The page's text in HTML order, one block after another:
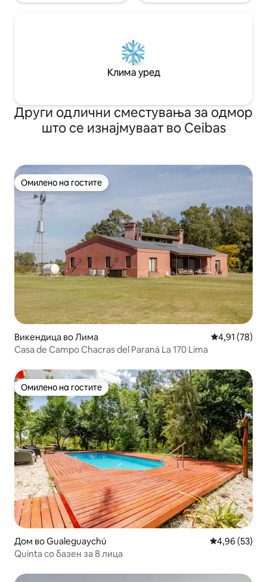
Клима уред
Други одлични сместувања за одмор
што се изнајмуваат во Ceibas
Омилено на гостите
Омилено на гостите
Викендица во Лима Просечна
4,91 (78)
Casa de Campo Chacras del Paraná La 170 Lima
Омилено на гостите
Омилено на гостите
Дом во Gualeguaychú Просечна
4,96 (53)
Quinta со базен за 8 лица